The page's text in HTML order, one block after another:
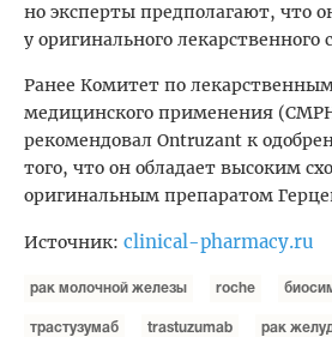
но эксперты предполагают, что
у оригинального лекарственного
Ранее Комитет по
медицинского применения
рекомендовал Ontruzant к
того, что он обладает высоким
оригинальным препаратом
Источник: clinical-pharmacy.ru
рак молочной железы roche
трастузумаб trastuzumab рак